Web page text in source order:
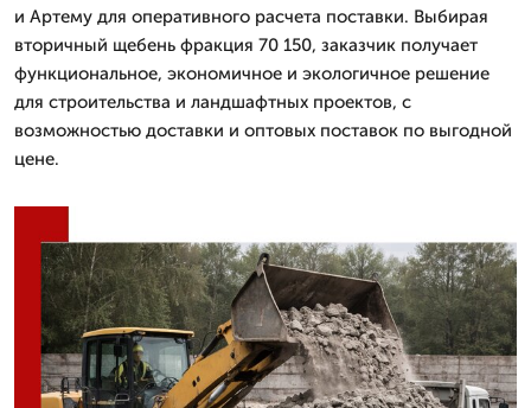
и Артему для оперативного расчета поставки. Выбирая
вторичный щебень фракция 70 150, заказчик получает
функциональное, экономичное и экологичное решение
для строительства и ландшафтных проектов, с
возможностью доставки и оптовых поставок по выгодной
цене.